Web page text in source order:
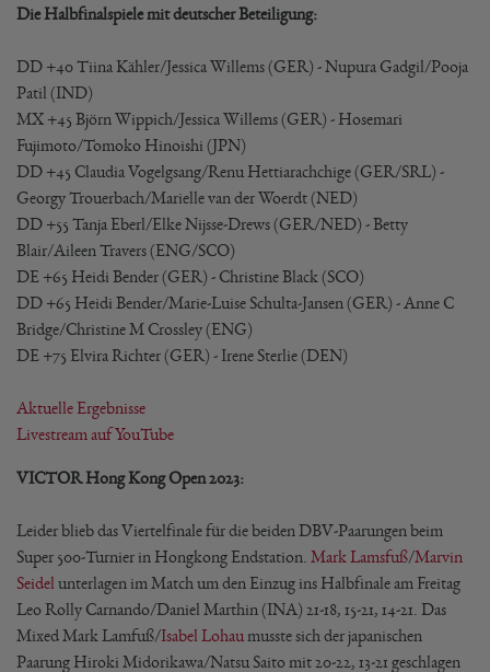
Die Halbfinalspiele mit deutscher Beteiligung:
DD +40 Tiina Kähler/Jessica Willems (GER) - Nupura Gadgil/Pooja
Patil (IND)
MX +45 Björn Wippich/Jessica Willems (GER) - Hosemari
Fujimoto/Tomoko Hinoishi (JPN)
DD +45 Claudia Vogelgsang/Renu Hettiarachchige (GER/SRL) -
Georgy Trouerbach/Marielle van der Woerdt (NED)
DD +55 Tanja Eberl/Elke Nijsse-Drews (GER/NED) - Betty
Blair/Aileen Travers (ENG/SCO)
DE +65 Heidi Bender (GER) - Christine Black (SCO)
DD +65 Heidi Bender/Marie-Luise Schulta-Jansen (GER) - Anne C
Bridge/Christine M Crossley (ENG)
DE +75 Elvira Richter (GER) - Irene Sterlie (DEN)
Aktuelle Ergebnisse
Livestream auf YouTube
VICTOR Hong Kong Open 2023:
Leider blieb das Viertelfinale für die beiden DBV-Paarungen beim
Super 500-Turnier in Hongkong Endstation. Mark Lamsfuß/Marvin
Seidel unterlagen im Match um den Einzug ins Halbfinale am Freitag
Leo Rolly Carnando/Daniel Marthin (INA) 21-18, 15-21, 14-21. Das
Mixed Mark Lamfuß/Isabel Lohau musste sich der japanischen
Paarung Hiroki Midorikawa/Natsu Saito mit 20-22, 13-21 geschlagen